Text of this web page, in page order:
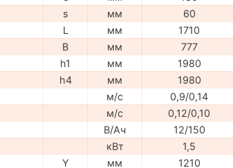
s мм
60
L мм
1710
B мм
777
h1 мм
1980
h4 мм
1980
м/с
0,9/0,14
м/с
0,12/0,10
В/Ач
12/150
кВт
1,5
Y мм
1210